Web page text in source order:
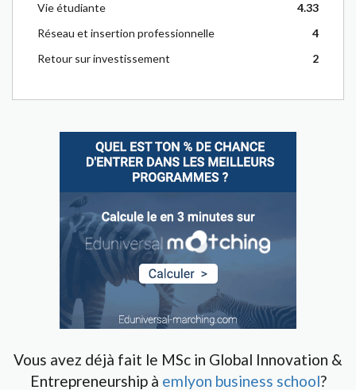
Vie étudiante
4.33
Réseau et insertion professionnelle
4
Retour sur investissement
2
Vous avez déjà fait le MSc in Global Innovation &
Entrepreneurship à emlyon business school?